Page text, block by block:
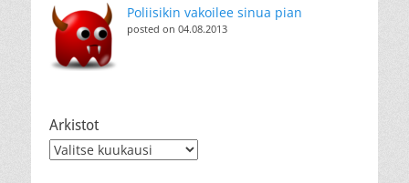
Poliisikin vakoilee sinua pian
posted on 04.08.2013
Arkistot
Arkistot